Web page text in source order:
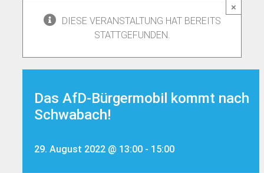
×
DIESE VERANSTALTUNG HAT BEREITS
STATTGEFUNDEN.
Das AfD-Bürgermobil kommt nach
Schwabach!
29. August 2022 @ 13:00 - 15:00